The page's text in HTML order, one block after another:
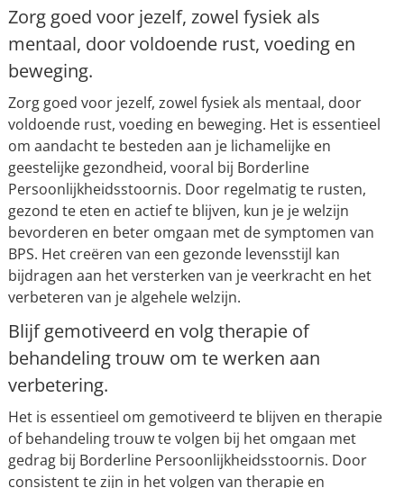
Zorg goed voor jezelf, zowel fysiek als
mentaal, door voldoende rust, voeding en
beweging.
Zorg goed voor jezelf, zowel fysiek als mentaal, door
voldoende rust, voeding en beweging. Het is essentieel
om aandacht te besteden aan je lichamelijke en
geestelijke gezondheid, vooral bij Borderline
Persoonlijkheidsstoornis. Door regelmatig te rusten,
gezond te eten en actief te blijven, kun je je welzijn
bevorderen en beter omgaan met de symptomen van
BPS. Het creëren van een gezonde levensstijl kan
bijdragen aan het versterken van je veerkracht en het
verbeteren van je algehele welzijn.
Blijf gemotiveerd en volg therapie of
behandeling trouw om te werken aan
verbetering.
Het is essentieel om gemotiveerd te blijven en therapie
of behandeling trouw te volgen bij het omgaan met
gedrag bij Borderline Persoonlijkheidsstoornis. Door
consistent te zijn in het volgen van therapie en